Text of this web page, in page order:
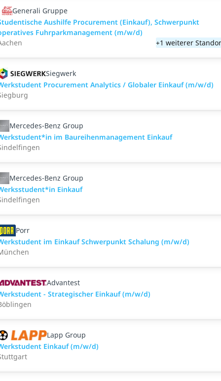
Generali Gruppe
Aushilfe Procurement (Einkauf), Schwerpunkt
Fuhrparkmanagement (m/w/d)
+1 weiterer
Siegwerk
Procurement Analytics / Globaler Einkauf (m/w/d)
Mercedes-Benz Group
im Baureihenmanagement Einkauf
Mercedes-Benz Group
Einkauf
Porr
im Einkauf Schwerpunkt Schalung (m/w/d)
Advantest
- Strategischer Einkauf (m/w/d)
Lapp Group
Einkauf (m/w/d)